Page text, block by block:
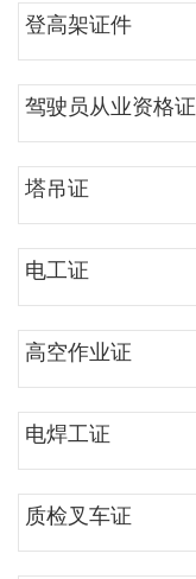
登高架证件
驾驶员从业资格证
塔吊证
电工证
高空作业证
电焊工证
质检叉车证